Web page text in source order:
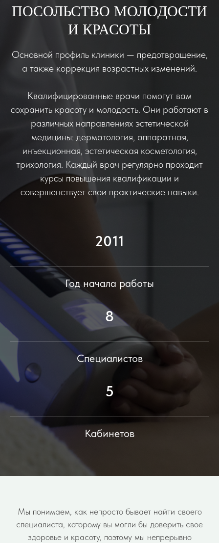
ПОСОЛЬСТВО МОЛОДОСТИ
И КРАСОТЫ
Основной профиль клиники — предотвращение,
а также коррекция возрастных изменений.
Квалифицированные врачи помогут вам
сохранить красоту и молодость. Они работают в
различных направлениях эстетической
медицины: дерматология, аппаратная,
инъекционная, эстетическая косметология,
трихология. Каждый врач регулярно проходит
курсы повышения квалификации и
совершенствует свои практические навыки.
2011
Год начала работы
8
Специалистов
5
Кабинетов
Мы понимаем, как непросто бывает найти своего
специалиста, которому вы могли бы доверить свое
здоровье и красоту, поэтому мы непрерывно